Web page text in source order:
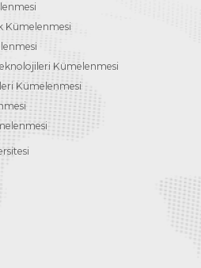
Kümelenmesi
Kümelenmesi
Kümelenmesi